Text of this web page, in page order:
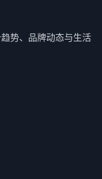
势、品牌动态与生活